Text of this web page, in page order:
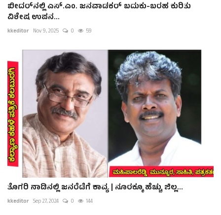
ಬೀದರ್‌ನಲ್ಲಿ ಎಸ್.ಎಂ. ಜನವಾಡಕರ್ ಬದುಕು-ಬರಹ ಕುರಿತು
ವಿಶೇಷ ಉಪನ...
kkeditor Nov 9, 2025 0 59
ತೊಗರಿ ನಾಡಿನಲ್ಲಿ ಜನರೆಡೆಗೆ ಕಾವ್ಯ | ನೂರಕ್ಕೂ ಹೆಚ್ಚು ಜಿಲ್ಲ...
kkeditor Sep 27, 2024 0 144